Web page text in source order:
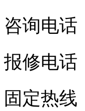
咨询电话
报修电话
固定热线